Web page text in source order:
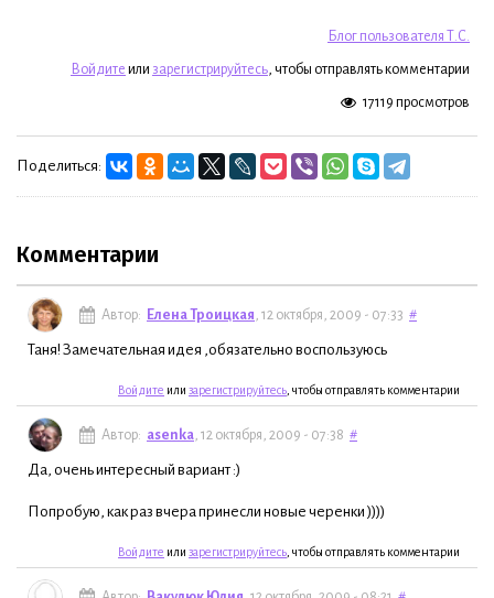
Блог пользователя Т.С.
Войдите или зарегистрируйтесь, чтобы отправлять комментарии
17119 просмотров
Поделиться:
Комментарии
Автор: Елена Троицкая , 12 октября, 2009 - 07:33 #
Таня! Замечательная идея ,обязательно воспользуюсь
Войдите или зарегистрируйтесь , чтобы отправлять комментарии
Автор: asenka , 12 октября, 2009 - 07:38 #
Да, очень интересный вариант :)
Попробую, как раз вчера принесли новые черенки ))))
Войдите или зарегистрируйтесь , чтобы отправлять комментарии